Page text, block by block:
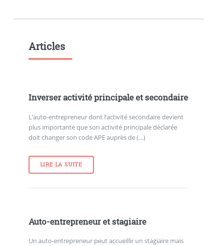
Articles
Inverser activité principale et secondaire
L’auto-entrepreneur dont l’activité secondaire devient
plus importante que son activité principale déclarée
doit changer son code APE auprès de (…)
LIRE LA SUITE
Auto-entrepreneur et stagiaire
Un auto-entrepreneur peut accueillir un stagiaire mais